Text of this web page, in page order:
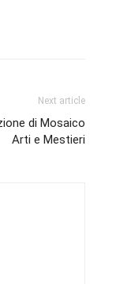
Next article
di Mosaico
Arti e Mestieri